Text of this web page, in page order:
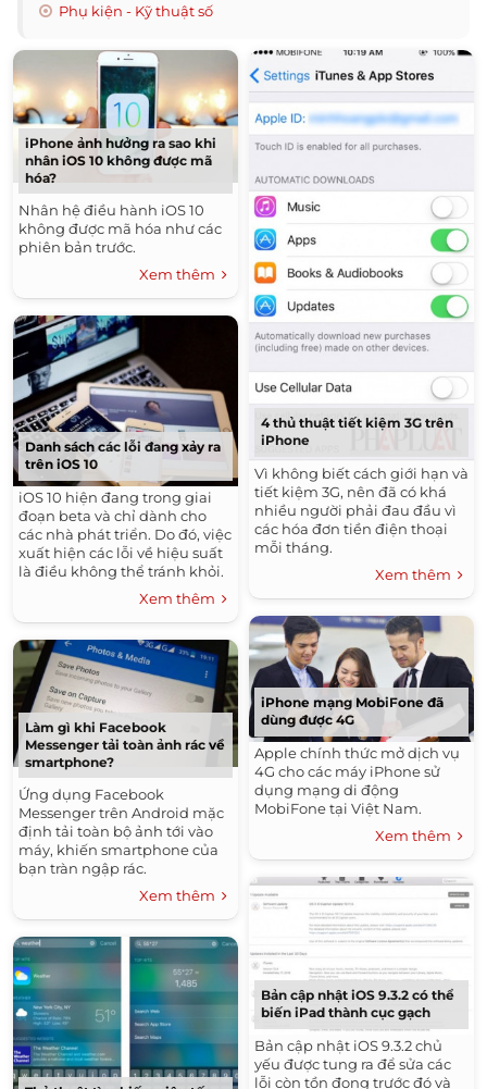
Phụ kiện - Kỹ thuật số
iPhone ảnh hưởng ra sao khi
nhân iOS 10 không được mã
hóa?
Nhân hệ điều hành iOS 10
không được mã hóa như các
phiên bản trước.
Xem thêm
Danh sách các lỗi đang xảy ra
trên iOS 10
iOS 10 hiện đang trong giai
đoạn beta và chỉ dành cho
các nhà phát triển. Do đó, việc
xuất hiện các lỗi về hiệu suất
là điều không thể tránh khỏi.
Xem thêm
Làm gì khi Facebook
Messenger tải toàn ảnh rác về
smartphone?
Ứng dụng Facebook
Messenger trên Android mặc
định tải toàn bộ ảnh tới vào
máy, khiến smartphone của
bạn tràn ngập rác.
Xem thêm
4 thủ thuật tiết kiệm 3G trên
iPhone
Vì không biết cách giới hạn và
tiết kiệm 3G, nên đã có khá
nhiều người phải đau đầu vì
các hóa đơn tiền điện thoại
mỗi tháng.
Xem thêm
iPhone mạng MobiFone đã
dùng được 4G
Apple chính thức mở dịch vụ
4G cho các máy iPhone sử
dụng mạng di động
MobiFone tại Việt Nam.
Xem thêm
Bản cập nhật iOS 9.3.2 có thể
biến iPad thành cục gạch
Bản cập nhật iOS 9.3.2 chủ
yếu được tung ra để sửa các
lỗi còn tồn đọng trước đó và